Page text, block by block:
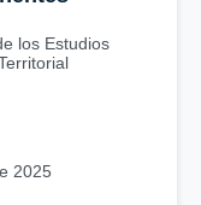
los Estudios
2025